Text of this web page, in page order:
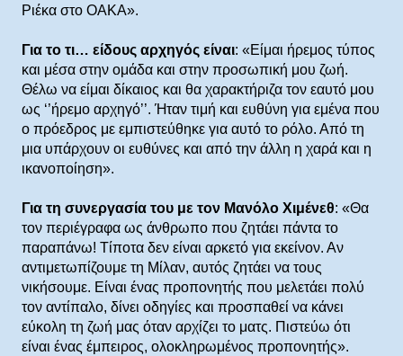
Ριέκα στο ΟΑΚΑ».
Για το τι… είδους αρχηγός είναι: «Είμαι ήρεμος τύπος
και μέσα στην ομάδα και στην προσωπική μου ζωή.
Θέλω να είμαι δίκαιος και θα χαρακτήριζα τον εαυτό μου
ως ‘’ήρεμο αρχηγό’’. Ήταν τιμή και ευθύνη για εμένα που
ο πρόεδρος με εμπιστεύθηκε για αυτό το ρόλο. Από τη
μια υπάρχουν οι ευθύνες και από την άλλη η χαρά και η
ικανοποίηση».
Για τη συνεργασία του με τον Μανόλο Χιμένεθ: «Θα
τον περιέγραφα ως άνθρωπο που ζητάει πάντα το
παραπάνω! Τίποτα δεν είναι αρκετό για εκείνον. Αν
αντιμετωπίζουμε τη Μίλαν, αυτός ζητάει να τους
νικήσουμε. Είναι ένας προπονητής που μελετάει πολύ
τον αντίπαλο, δίνει οδηγίες και προσπαθεί να κάνει
εύκολη τη ζωή μας όταν αρχίζει το ματς. Πιστεύω ότι
είναι ένας έμπειρος, ολοκληρωμένος προπονητής».